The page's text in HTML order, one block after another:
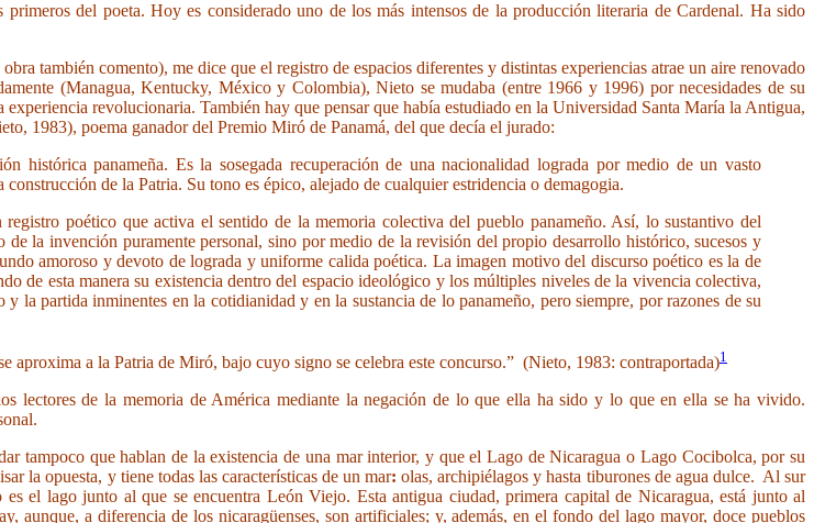
del poeta. Hoy es considerado uno de los más intensos de la producción literaria de Cardenal. Ha sido
también comento), me dice que el registro de espacios diferentes y distintas experiencias atrae un aire renovado
(Managua, Kentucky, México y Colombia), Nieto se mudaba (entre 1966 y 1996) por necesidades de su
revolucionaria. También hay que pensar que había estudiado en la Universidad Santa María la Antigua,
1983), poema ganador del Premio Miró de Panamá, del que decía el jurado:
histórica panameña. Es la sosegada recuperación de una nacionalidad lograda por medio de un vasto
de la Patria. Su tono es épico, alejado de cualquier estridencia o demagogia.
poético que activa el sentido de la memoria colectiva del pueblo panameño. Así, lo sustantivo del
la invención puramente personal, sino por medio de la revisión del propio desarrollo histórico, sucesos y
amoroso y devoto de lograda y uniforme calida poética. La imagen motivo del discurso poético es la de
de esta manera su existencia dentro del espacio ideológico y los múltiples niveles de la vivencia colectiva,
partida inminentes en la cotidianidad y en la sustancia de lo panameño, pero siempre, por razones de su
aproxima a la Patria de Miró, bajo cuyo signo se celebra este concurso.” (Nieto, 1983: contraportada)1
lectores de la memoria de América mediante la negación de lo que ella ha sido y lo que en ella se ha vivido.
tampoco que hablan de la existencia de una mar interior, y que el Lago de Nicaragua o Lago Cocibolca, por su
la opuesta, y tiene todas las características de un mar: olas, archipiélagos y hasta tiburones de agua dulce. Al sur
el lago junto al que se encuentra León Viejo. Esta antigua ciudad, primera capital de Nicaragua, está junto al
aunque, a diferencia de los nicaragüenses, son artificiales; y, además, en el fondo del lago mayor, doce pueblos